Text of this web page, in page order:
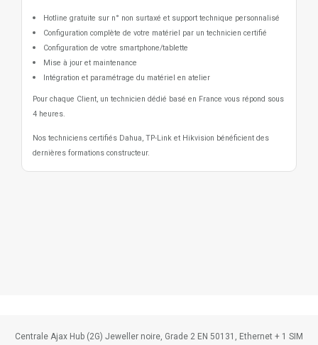
Hotline gratuite sur n° non surtaxé et support technique personnalisé
Configuration complète de votre matériel par un technicien certifié
Configuration de votre smartphone/tablette
Mise à jour et maintenance
Intégration et paramétrage du matériel en atelier
Pour chaque Client, un technicien dédié basé en France vous répond sous
4 heures.
Nos techniciens certifiés Dahua, TP-Link et Hikvision bénéficient des
dernières formations constructeur.
Centrale Ajax Hub (2G) Jeweller noire, Grade 2 EN 50131, Ethernet + 1 SIM